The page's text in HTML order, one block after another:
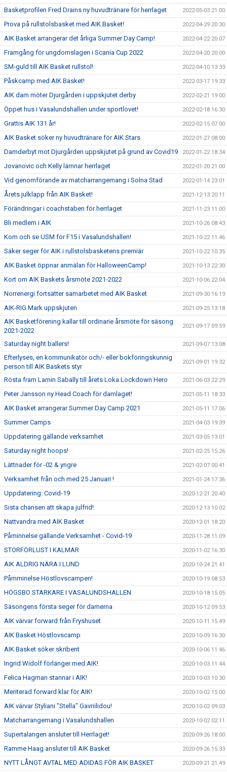
Basketprofilen Fred Drains ny huvudtränare för herrlaget 2022-05-03 21:00
Prova på rullstolsbasket med AIK Basket! 2022-04-29 20:30
AIK Basket arrangerar det årliga Summer Day Camp! 2022-04-22 20:07
Framgång för ungdomslagen i Scania Cup 2022 2022-04-20 20:00
SM-guld till AIK Basket rullstol! 2022-04-10 13:33
Påskcamp med AIK Basket! 2022-03-17 19:33
AIK dam möter Djurgården i uppskjutet derby 2022-02-21 19:00
Öppet hus i Vasalundshallen under sportlovet! 2022-02-18 16:30
Grattis AIK 131 år! 2022-02-15 07:00
AIK Basket söker ny huvudtränare för AIK Stars 2022-01-27 08:00
Damderbyt mot Djurgården uppskjutet på grund av Covid19 2022-01-22 18:34
Jovanovic och Kelly lämnar herrlaget 2022-01-20 21:00
Vid genomförande av matcharrangemang i Solna Stad 2022-01-14 23:01
Årets julklapp från AIK Basket! 2021-12-13 20:11
Förändringar i coachstaben för herrlaget 2021-11-23 11:00
Bli medlem i AIK 2021-10-26 08:43
Kom och se USM för F15 i Vasalundshallen! 2021-10-22 11:46
Säker seger för AIK i rullstolsbasketens premiär 2021-10-22 10:35
AIK Basket öppnar anmälan för HalloweenCamp! 2021-10-13 22:30
Kort om AIK Baskets årsmöte 2021-2022 2021-10-06 22:04
Norrenergi fortsätter samarbetet med AIK Basket 2021-09-30 16:19
AIK-RIG Mark uppskjuten 2021-09-25 13:18
AIK Basketförening kallar till ordinarie årsmöte för säsong
2021-2022
2021-09-17 09:59
Saturday night ballers! 2021-09-07 13:08
Efterlyses, en kommunikatör och/- eller bokföringskunnig
person till AIK Baskets styr
2021-09-01 19:32
Rösta fram Lamin Sabally till årets Loka Lockdown Hero 2021-06-03 22:29
Peter Jansson ny Head Coach för damlaget! 2021-05-11 18:33
AIK Basket arrangerar Summer Day Camp 2021 2021-05-11 17:06
Summer Camps 2021-04-03 19:39
Uppdatering gällande verksamhet 2021-03-05 13:01
Saturday night hoops! 2021-02-25 15:26
Lättnader för -02 & yngre 2021-02-07 00:41
Verksamhet från och med 25 Januari ! 2021-01-24 17:36
Uppdatering: Covid-19 2020-12-21 20:40
Sista chansen att skapa julfrid! 2020-12-13 10:02
Nattvandra med AIK Basket 2020-12-01 18:20
Påminnelse gällande Verksamhet - Covid-19 2020-11-28 11:09
STORFÖRLUST I KALMAR 2020-11-02 16:30
AIK ALDRIG NÄRA I LUND 2020-10-24 21:41
Påmminelse Höstlovscampen! 2020-10-19 08:53
HÖGSBO STARKARE I VASALUNDSHALLEN 2020-10-18 15:05
Säsongens första seger för damerna 2020-10-12 09:53
AIK värvar forward från Fryshuset 2020-10-11 15:49
AIK Basket Höstlovscamp 2020-10-09 16:30
AIK Basket söker skribent 2020-10-06 11:46
Ingrid Widolf förlänger med AIK! 2020-10-03 11:44
Felica Hagman stannar i AIK! 2020-10-03 10:30
Meriterad forward klar för AIK! 2020-10-02 15:00
AIK värvar Styliani "Stella" Gavriilidou! 2020-10-02 09:03
Matcharrangemang i Vasalundshallen 2020-10-02 02:11
Supertalangen ansluter till Herrlaget! 2020-09-26 18:00
Ramme Haag ansluter till AIK Basket 2020-09-26 15:33
NYTT LÅNGT AVTAL MED ADIDAS FÖR AIK BASKET 2020-09-21 21:49